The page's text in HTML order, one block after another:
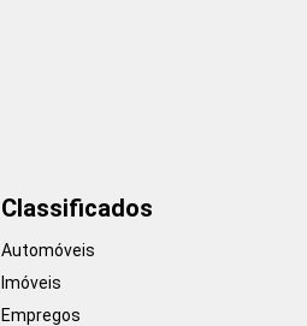
Classificados
Automóveis
Imóveis
Empregos